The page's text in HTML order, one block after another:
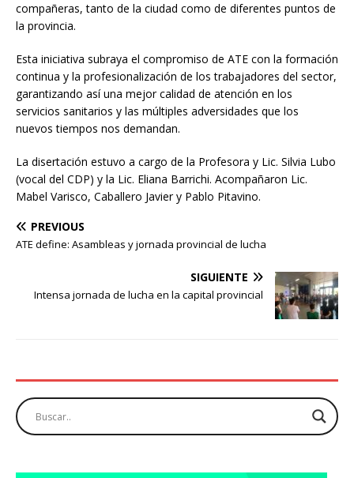
compañeras, tanto de la ciudad como de diferentes puntos de
la provincia.
Esta iniciativa subraya el compromiso de ATE con la formación
continua y la profesionalización de los trabajadores del sector,
garantizando así una mejor calidad de atención en los
servicios sanitarios y las múltiples adversidades que los
nuevos tiempos nos demandan.
La disertación estuvo a cargo de la Profesora y Lic. Silvia Lubo
(vocal del CDP) y la Lic. Eliana Barrichi. Acompañaron Lic.
Mabel Varisco, Caballero Javier y Pablo Pitavino.
PREVIOUS
ATE define: Asambleas y jornada provincial de lucha
SIGUIENTE
Intensa jornada de lucha en la capital provincial